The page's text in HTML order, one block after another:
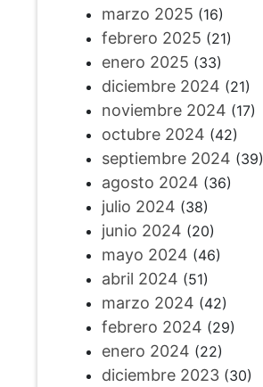
marzo 2025 (16)
febrero 2025 (21)
enero 2025 (33)
diciembre 2024 (21)
noviembre 2024 (17)
octubre 2024 (42)
septiembre 2024 (39)
agosto 2024 (36)
julio 2024 (38)
junio 2024 (20)
mayo 2024 (46)
abril 2024 (51)
marzo 2024 (42)
febrero 2024 (29)
enero 2024 (22)
diciembre 2023(30)